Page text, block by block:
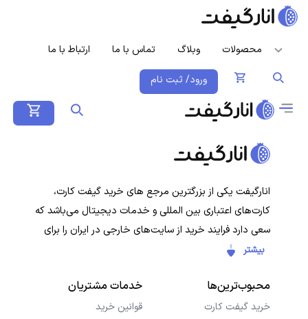
محصولات وبلاگ تماس با ما ارتباط با ما
ورود/ ثبت نام
انارگیفت یکی از بزرگترین مرجع های خرید گیفت کارت،
کارت‌های اعتباری بین المللی و خدمات دیجیتال می‌باشد که
سعی دارد فرایند خرید از سایت‌های خارجی در ایران را برای
کاربران ایرانی ساده‌تر کند. هدف ما ارائه تجربه‌ای سریع، امن و
کاربران با خیال راحت خرید کنند و در کمترین زمان دریافت
کنند.
بیشتر
محبوب‌ترین‌ها
خرید گیفت کارت
خدمات مشتریان
قوانین خرید